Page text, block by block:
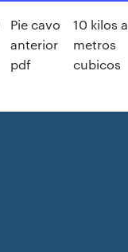
Pie cavo
anterior
pdf
10 kilos a
metros
cubicos